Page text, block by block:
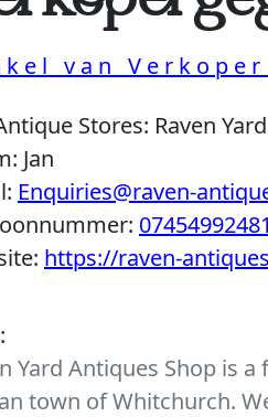
van Verkoper
Stores: Raven
Jan
Enquiries@raven-
07454992481
https://raven-
Yard Antiques Shop is
town of Whitchurch.